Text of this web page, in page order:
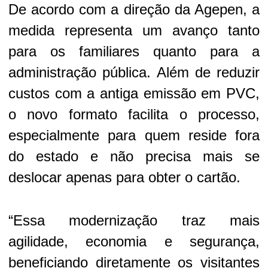
De acordo com a direção da Agepen, a
medida representa um avanço tanto
para os familiares quanto para a
administração pública. Além de reduzir
custos com a antiga emissão em PVC,
o novo formato facilita o processo,
especialmente para quem reside fora
do estado e não precisa mais se
deslocar apenas para obter o cartão.
“Essa modernização traz mais
agilidade, economia e segurança,
beneficiando diretamente os visitantes